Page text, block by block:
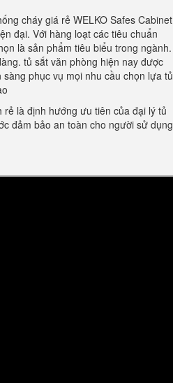
cháy giá rẻ WELKO Safes Cabinet
đại. Với hàng loạt các tiêu chuẩn
là sản phẩm tiêu biểu trong ngành.
tủ sắt văn phòng hiện nay được
phục vụ mọi nhu cầu chọn lựa tủ
là định hướng ưu tiên của đại lý tủ
đảm bảo an toàn cho người sử dụng